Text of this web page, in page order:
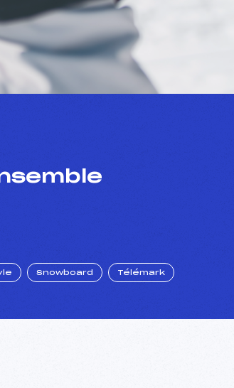
Snowboard Télémark